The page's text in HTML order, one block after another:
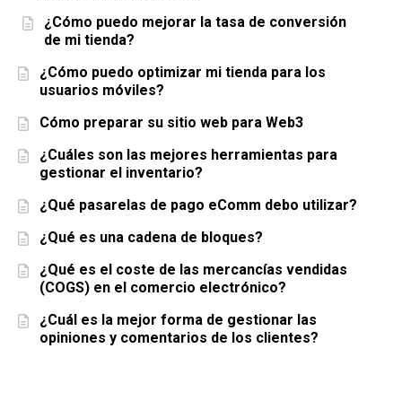
¿Cómo puedo mejorar la tasa de conversión
de mi tienda?
¿Cómo puedo optimizar mi tienda para los
usuarios móviles?
Cómo preparar su sitio web para Web3
¿Cuáles son las mejores herramientas para
gestionar el inventario?
¿Qué pasarelas de pago eComm debo utilizar?
¿Qué es una cadena de bloques?
¿Qué es el coste de las mercancías vendidas
(COGS) en el comercio electrónico?
¿Cuál es la mejor forma de gestionar las
opiniones y comentarios de los clientes?